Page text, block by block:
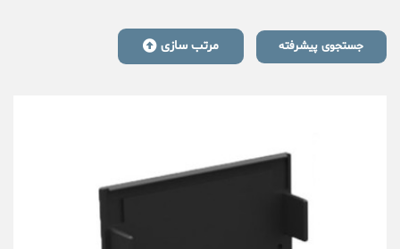
جستجوی پیشرفته مرتب سازی